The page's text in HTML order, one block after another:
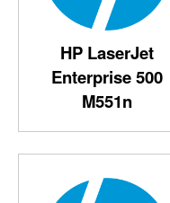
HP LaserJet
Enterprise 500
M551n